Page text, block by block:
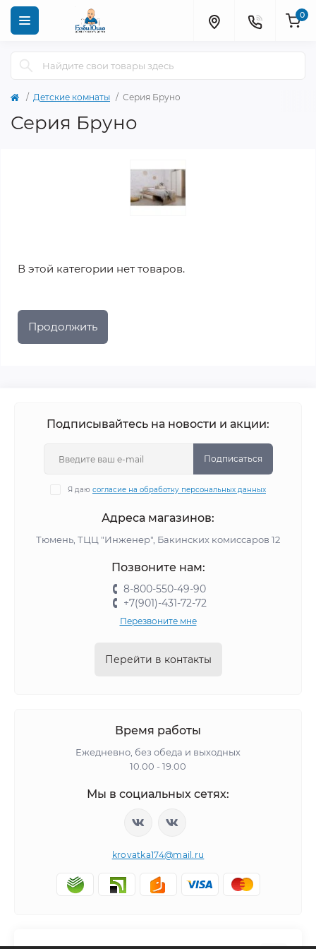
0
Детские комнаты Серия Бруно
Серия Бруно
В этой категории нет товаров.
Продолжить
Подписывайтесь на новости и акции:
Подписаться
Я даю согласие на обработку персональных данных
Адреса магазинов:
Тюмень, ТЦЦ "Инженер", Бакинских комиссаров 12
Позвоните нам:
8-800-550-49-90
+7(901)-431-72-72
Перезвоните мне
Перейти в контакты
Время работы
Ежедневно, без обеда и выходных
10.00 - 19.00
Мы в социальных сетях:
krovatka174@mail.ru